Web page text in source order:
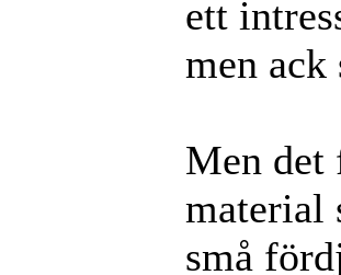
ett
men ack
Men det
material
små